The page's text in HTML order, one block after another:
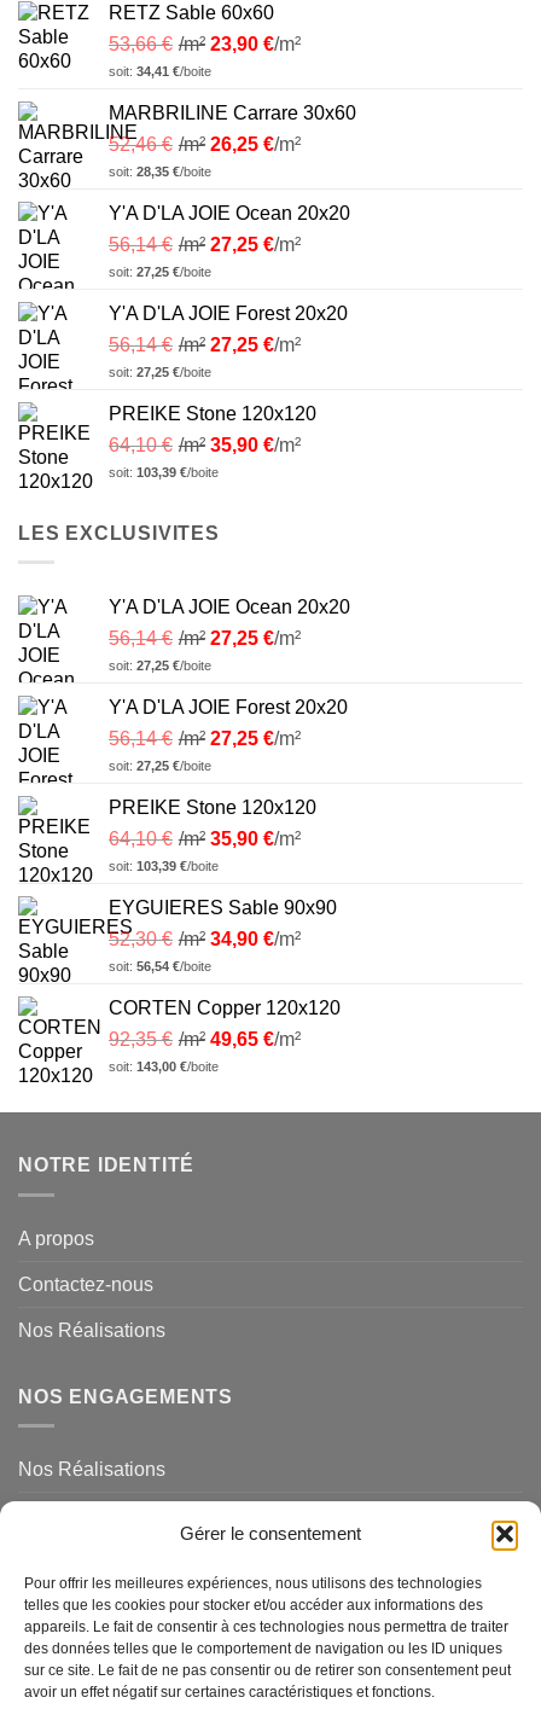
Gérer le consentement
Pour offrir les meilleures expériences, nous utilisons des technologies
telles que les cookies pour stocker et/ou accéder aux informations des
appareils. Le fait de consentir à ces technologies nous permettra de traiter
des données telles que le comportement de navigation ou les ID uniques
sur ce site. Le fait de ne pas consentir ou de retirer son consentement peut
avoir un effet négatif sur certaines caractéristiques et fonctions.
RETZ Sable 60x60
53,66€ /m² 23,90 €/m²
soit: 34,41 €/boite
MARBRILINE Carrare 30x60
52,46€ /m² 26,25 €/m²
soit: 28,35 €/boite
Y'A D'LA JOIE Ocean 20x20
56,14€ /m² 27,25 €/m²
soit: 27,25 €/boite
Y'A D'LA JOIE Forest 20x20
56,14€ /m² 27,25 €/m²
soit: 27,25 €/boite
PREIKE Stone 120x120
64,10€ /m² 35,90 €/m²
soit: 103,39 €/boite
LES EXCLUSIVITES
Y'A D'LA JOIE Ocean 20x20
56,14€ /m² 27,25 €/m²
soit: 27,25 €/boite
Y'A D'LA JOIE Forest 20x20
56,14€ /m² 27,25 €/m²
soit: 27,25 €/boite
PREIKE Stone 120x120
64,10€ /m² 35,90 €/m²
soit: 103,39 €/boite
EYGUIERES Sable 90x90
52,30€ /m² 34,90 €/m²
soit: 56,54 €/boite
CORTEN Copper 120x120
92,35€ /m² 49,65 €/m²
soit: 143,00 €/boite
NOTRE IDENTITÉ
A propos
Contactez-nous
Nos Réalisations
NOS ENGAGEMENTS
Nos Réalisations
NOS SERVICES
Magasins de Ravel
Questions Fréquemments Posées